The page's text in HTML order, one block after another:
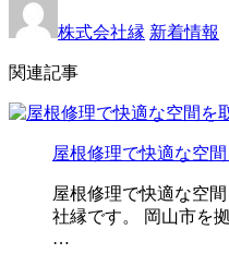
株式会社縁 新着情報
関連記事
屋根修理で快適な空
屋根修理で快適な空
社縁です。 岡山市を
…